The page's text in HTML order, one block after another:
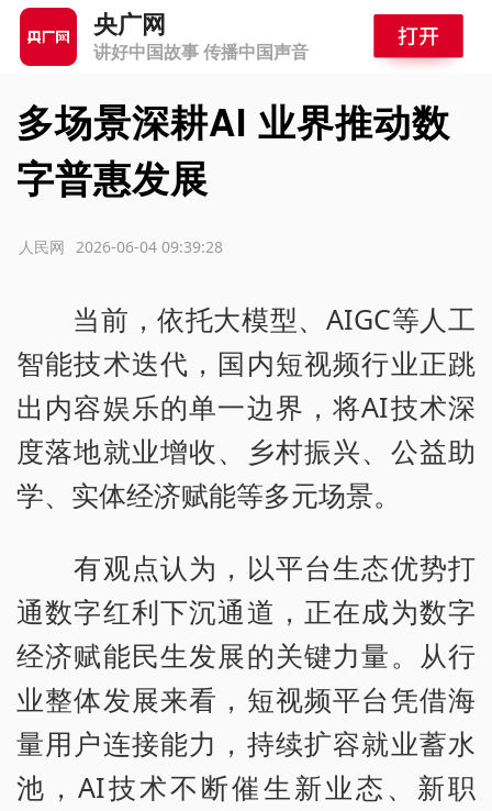
央广网
讲好中国故事 传播中国声音
多场景深耕AI 业界推动数
字普惠发展
2026-06-04 09:39:28
人民网
当前，依托大模型、AIGC等人工
智能技术迭代，国内短视频行业正跳
出内容娱乐的单一边界，将AI技术深
度落地就业增收、乡村振兴、公益助
学、实体经济赋能等多元场景。
有观点认为，以平台生态优势打
通数字红利下沉通道，正在成为数字
经济赋能民生发展的关键力量。从行
业整体发展来看，短视频平台凭借海
量用户连接能力，持续扩容就业蓄水
池，AI技术不断催生新业态、新职